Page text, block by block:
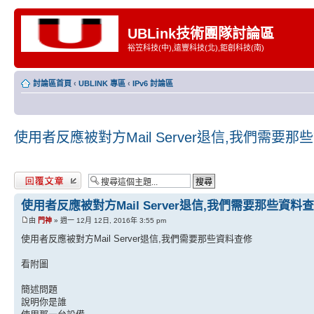
UBLink技術團隊討論區
裕笠科技(中),遠豐科技(北),鉅創科技(南)
討論區首頁 ‹ UBLINK 專區 ‹ IPv6 討論區
使用者反應被對方Mail Server退信,我們需要那
發表回覆
使用者反應被對方Mail Server退信,我們需要那些資料
由 門神 » 週一 12月 12日, 2016年 3:55 pm
使用者反應被對方Mail Server退信,我們需要那些資料查修
看附圖
簡述問題
說明你是誰